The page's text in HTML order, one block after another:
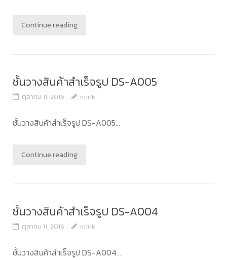
Continue reading
ชั้นวางสินค้าสำเร็จรูป DS-A005
ตุลาคม 11, 2016 mink
ชั้นวางสินค้าสำเร็จรูป DS-A005...
Continue reading
ชั้นวางสินค้าสำเร็จรูป DS-A004
ตุลาคม 11, 2016 mink
ชั้นวางสินค้าสำเร็จรูป DS-A004...